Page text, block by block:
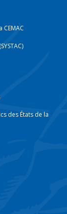
des États de la